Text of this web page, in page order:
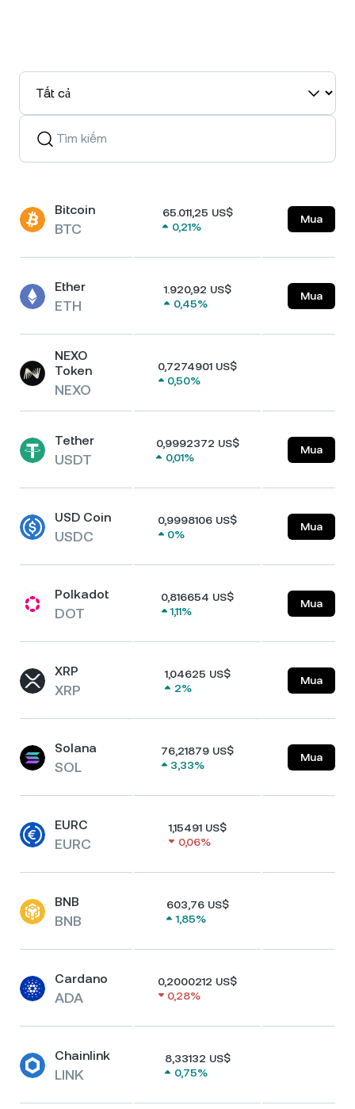
Bitcoin
BTC
65.011,25 US$
0,21%
Mua
Ether
ETH
1.920,92 US$
0,45%
Mua
NEXO
Token
NEXO
0,7274901 US$
0,50%
Tether
USDT
0,9992372 US$
0,01%
Mua
USD Coin
USDC
0,9998106 US$
0%
Mua
Polkadot
DOT
0,816654 US$
1,11%
Mua
XRP
XRP
1,04625 US$
2%
Mua
Solana
SOL
76,21879 US$
3,33%
Mua
EURC
EURC
1,15491 US$
0,06%
BNB
BNB
603,76 US$
1,85%
Cardano
ADA
0,2000212 US$
0,28%
Chainlink
LINK
8,33132 US$
0,75%